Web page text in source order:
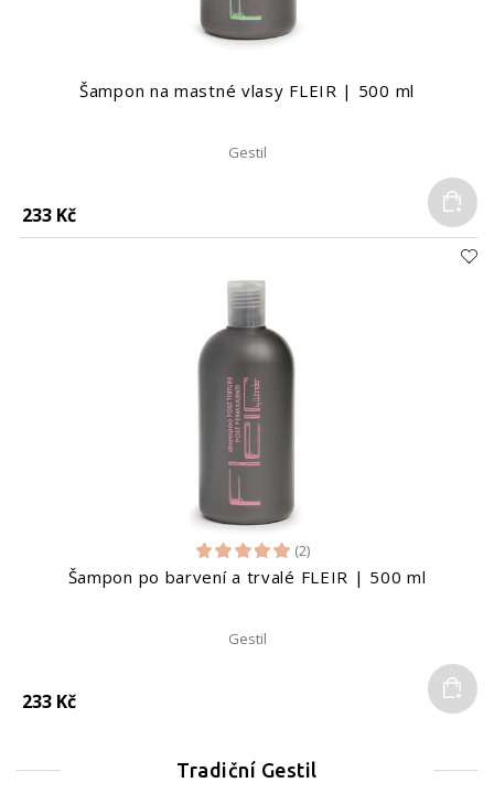
Šampon na mastné vlasy FLEIR | 500 ml
Gestil
233 Kč
(2)
Šampon po barvení a trvalé FLEIR | 500 ml
Gestil
233 Kč
Tradiční Gestil